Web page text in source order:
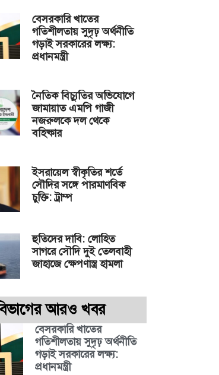
বেসরকারি খাতের
গতিশীলতায় সুদৃঢ় অর্থনীতি
গড়াই সরকারের লক্ষ্য:
প্রধানমন্ত্রী
নৈতিক বিচ্যুতির অভিযোগে
জামায়াত এমপি গাজী
নজরুলকে দল থেকে
বহিষ্কার
ইসরায়েল স্বীকৃতির শর্তে
সৌদির সঙ্গে পারমাণবিক
চুক্তি: ট্রাম্প
হুতিদের দাবি: লোহিত
সাগরে সৌদি দুই তেলবাহী
জাহাজে ক্ষেপণাস্ত্র হামলা
আরও খবর
বেসরকারি খাতের
গতিশীলতায় সুদৃঢ় অর্থনীতি
গড়াই সরকারের লক্ষ্য:
প্রধানমন্ত্রী